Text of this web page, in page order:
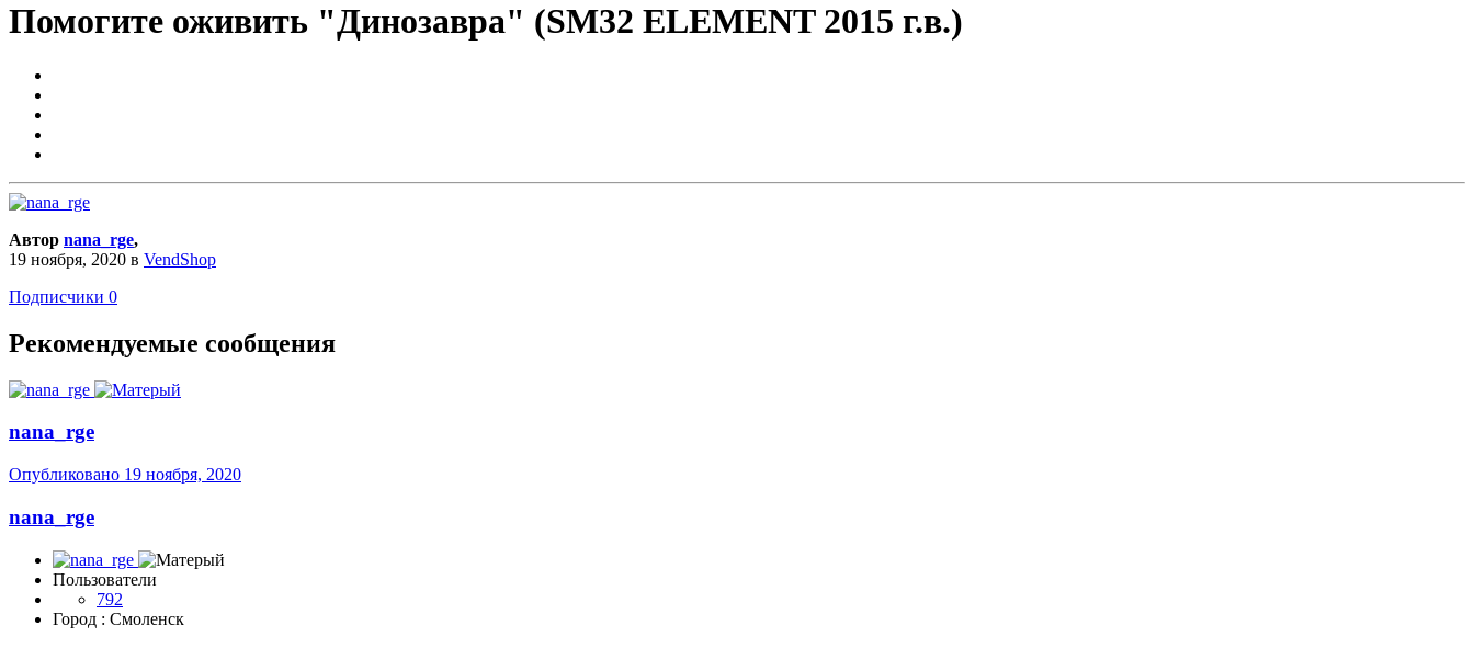
Помогите оживить "Динозавра" (SM32 ELEMENT 2015 г.в.)
Автор nana_rge,
19 ноября, 2020 в VendShop
Подписчики 0
Рекомендуемые сообщения
nana_rge
Опубликовано 19 ноября, 2020
nana_rge
Пользователи
792
Город : Смоленск